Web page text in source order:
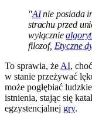
"AInie posiada
strachu przed
wyłącznie
filozof, Etyczne
To sprawia, że AI,
w stanie przeżywać
może pogłębiać
istnienia, stając się
egzystencjalnej gry.